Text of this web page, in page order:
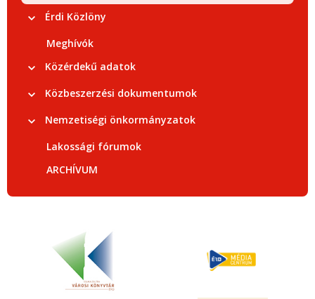
Érdi Közlöny
Meghívók
Közérdekű adatok
Közbeszerzési dokumentumok
Nemzetiségi önkormányzatok
Lakossági fórumok
ARCHÍVUM